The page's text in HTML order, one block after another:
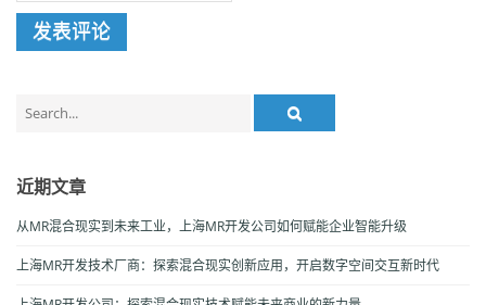
for:
近期文章
从MR混合现实到未来工业，上海MR开发公司如何赋能企业智能升级
上海MR开发技术厂商：探索混合现实创新应用，开启数字空间交互新时代